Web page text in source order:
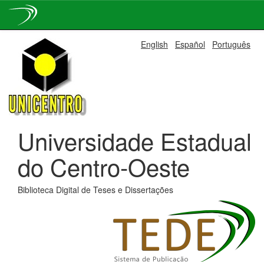
navigation
English Español Português
Universidade Estadual
do Centro-Oeste
Biblioteca Digital de Teses e Dissertações